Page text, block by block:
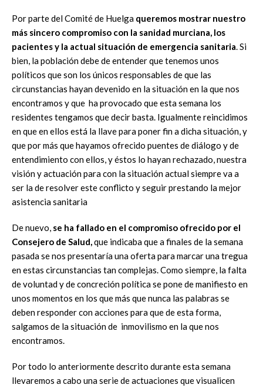
Por parte del Comité de Huelga queremos mostrar nuestro
más sincero compromiso con la sanidad murciana, los
pacientes y la actual situación de emergencia sanitaria. Si
bien, la población debe de entender que tenemos unos
políticos que son los únicos responsables de que las
circunstancias hayan devenido en la situación en la que nos
encontramos y que ha provocado que esta semana los
residentes tengamos que decir basta. Igualmente reincidimos
en que en ellos está la llave para poner fin a dicha situación, y
que por más que hayamos ofrecido puentes de diálogo y de
entendimiento con ellos, y éstos lo hayan rechazado, nuestra
visión y actuación para con la situación actual siempre va a
ser la de resolver este conflicto y seguir prestando la mejor
asistencia sanitaria
De nuevo, se ha fallado en el compromiso ofrecido por el
Consejero de Salud,que indicaba que a finales de la semana
pasada se nos presentaría una oferta para marcar una tregua
en estas circunstancias tan complejas. Como siempre, la falta
de voluntad y de concreción política se pone de manifiesto en
unos momentos en los que más que nunca las palabras se
deben responder con acciones para que de esta forma,
salgamos de la situación de inmovilismo en la que nos
encontramos.
Por todo lo anteriormente descrito durante esta semana
llevaremos a cabo una serie de actuaciones que visualicen